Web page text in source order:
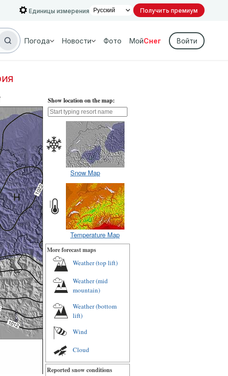
Единицы измерения Получить премиум
Погода Новости Фото МойСнег Войти
Show location on the map:
Snow Map
Temperature Map
More forecast maps
Weather (top lift)
Weather (mid
mountain)
Weather (bottom
lift)
Wind
Cloud
Reported snow conditions